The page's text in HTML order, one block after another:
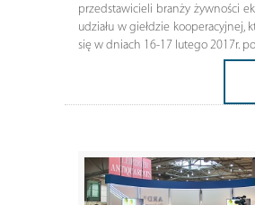
przedstawicieli branży żywności
udziału w giełdzie kooperacyjnej,
się w dniach 16-17 lutego 2017r.